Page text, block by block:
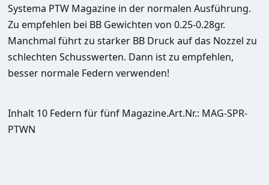
Systema PTW Magazine in der normalen Ausführung.
Zu empfehlen bei BB Gewichten von 0.25-0.28gr.
Manchmal führt zu starker BB Druck auf das Nozzel zu
schlechten Schusswerten. Dann ist zu empfehlen,
besser normale Federn verwenden!
Inhalt 10 Federn für fünf Magazine.Art.Nr.: MAG-SPR-
PTWN